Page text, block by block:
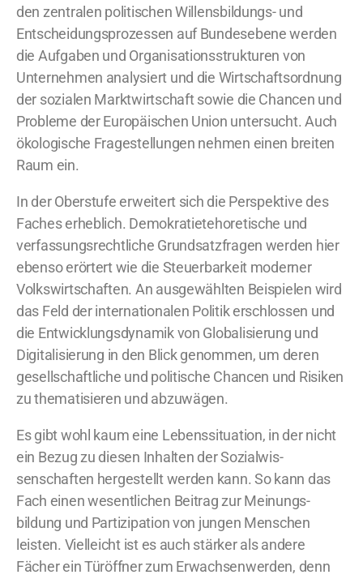
den zentralen politischen Willensbildungs- und
Entscheidungsprozessen auf Bundesebene werden
die Aufgaben und Organisationsstrukturen von
Unternehmen analysiert und die Wirtschaftsordnung
der sozialen Marktwirtschaft sowie die Chancen und
Probleme der Europäischen Union untersucht. Auch
ökologische Fragestellungen nehmen einen breiten
Raum ein.
In der Oberstufe erweitert sich die Perspektive des
Faches erheblich. Demokratietehoretische und
verfassungsrechtliche Grundsatzfragen werden hier
ebenso erörtert wie die Steuerbarkeit moderner
Volkswirtschaften. An ausgewählten Beispielen wird
das Feld der internationalen Politik erschlossen und
die Entwicklungsdynamik von Globalisierung und
Digitalisierung in den Blick genommen, um deren
gesellschaftliche und politische Chancen und Risiken
zu thematisieren und abzuwägen.
Es gibt wohl kaum eine Lebenssituation, in der nicht
ein Bezug zu diesen Inhalten der Sozialwis-
senschaften hergestellt werden kann. So kann das
Fach einen wesentlichen Beitrag zur Meinungs-
bildung und Partizipation von jungen Menschen
leisten. Vielleicht ist es auch stärker als andere
Fächer ein Türöffner zum Erwachsenwerden, denn